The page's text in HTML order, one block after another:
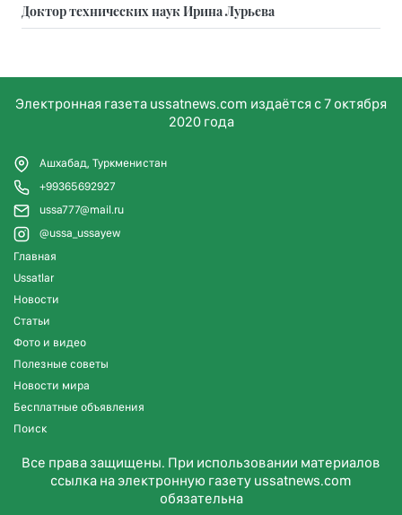
Доктор технических наук Ирина Лурьева
Электронная газета ussatnews.com издаётся с 7 октября
2020 года
Ашхабад, Туркменистан
+99365692927
ussa777@mail.ru
@ussa_ussayew
Главная
Ussatlar
Новости
Статьи
Фото и видео
Полезные советы
Новости мира
Бесплатные объявления
Поиск
Все права защищены. При использовании материалов
ссылка на электронную газету ussatnews.com
обязательна